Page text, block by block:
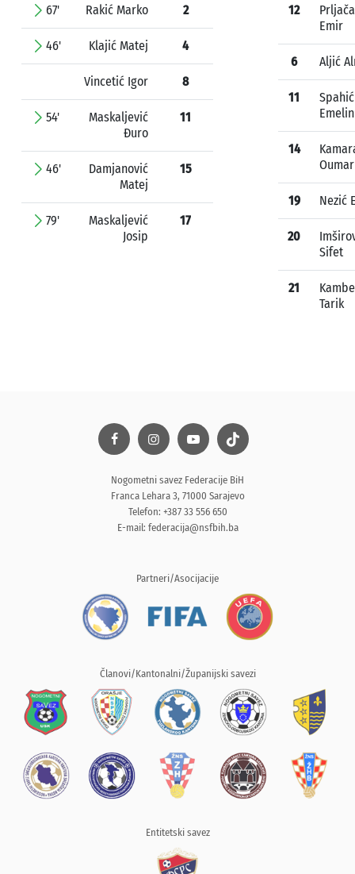
67' Rakić Marko 2
46' Klajić Matej 4
Vincetić Igor 8
54'
Maskaljević
Đuro
11
46'
Damjanović
Matej
15
79'
Maskaljević
Josip
17
12
Prljača
Emir
6 Aljić
11
Spahić
Emelin
14
Oumar
19 Nezić
20
Sifet
21
Tarik
Nogometni savez Federacije BiH
Franca Lehara 3, 71000 Sarajevo
Telefon: +387 33 556 650
E-mail: federacija@nsfbih.ba
Partneri/Asocijacije
Članovi/Kantonalni/Županijski savezi
Entitetski savez